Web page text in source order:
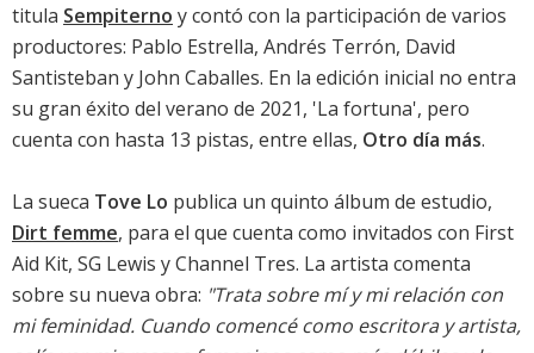
titula Sempiterno y contó con la participación de varios
productores: Pablo Estrella, Andrés Terrón, David
Santisteban y John Caballes. En la edición inicial no entra
su gran éxito del verano de 2021, 'La fortuna', pero
cuenta con hasta 13 pistas, entre ellas, Otro día más.
La sueca Tove Lo publica un quinto álbum de estudio,
Dirt femme, para el que cuenta como invitados con First
Aid Kit, SG Lewis y Channel Tres. La artista comenta
sobre su nueva obra: "Trata sobre mí y mi relación con
mi feminidad. Cuando comencé como escritora y artista,